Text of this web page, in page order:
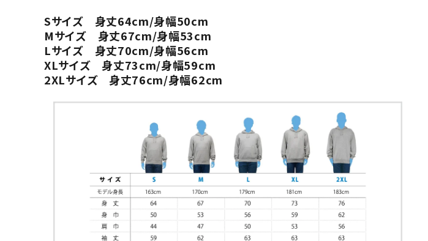
Sサイズ 身丈64cm/身幅50cm
Mサイズ 身丈67cm/身幅53cm
Lサイズ 身丈70cm/身幅56cm
XLサイズ 身丈73cm/身幅59cm
2XLサイズ 身丈76cm/身幅62cm